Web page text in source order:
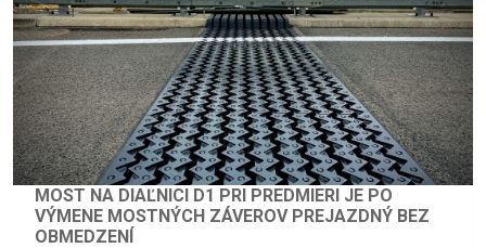
MOST NA DIAĽNICI D1 PRI PREDMIERI JE PO
VÝMENE MOSTNÝCH ZÁVEROV PREJAZDNÝ BEZ
OBMEDZENÍ